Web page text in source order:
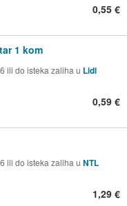
0,55 €
1 kom
ili do isteka zaliha u Lidl
0,59 €
ili do isteka zaliha u NTL
1,29 €